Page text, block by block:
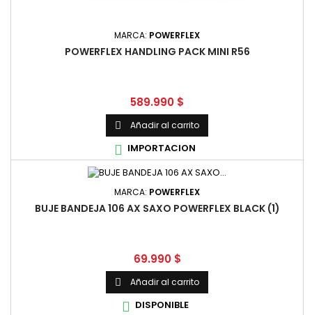
MARCA: POWERFLEX
POWERFLEX HANDLING PACK MINI R56
Precio
589.990 $
 Añadir al carrito
 IMPORTACION
MARCA: POWERFLEX
BUJE BANDEJA 106 AX SAXO POWERFLEX BLACK (1)
Precio
69.990 $
 Añadir al carrito
 DISPONIBLE